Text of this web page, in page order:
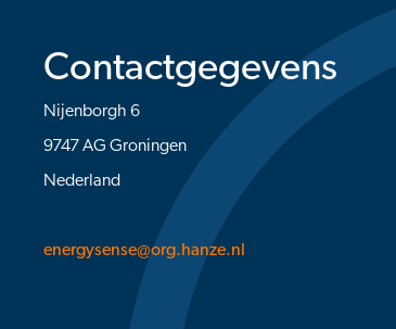
Contactgegevens
Nijenborgh 6
9747 AG Groningen
Nederland
energysense@org.hanze.nl